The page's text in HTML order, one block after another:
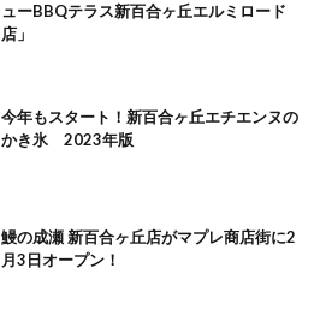
ューBBQテラス新百合ヶ丘エルミロード
店」
今年もスタート！新百合ヶ丘エチエンヌの
かき氷 2023年版
鰻の成瀬 新百合ヶ丘店がマプレ商店街に2
月3日オープン！